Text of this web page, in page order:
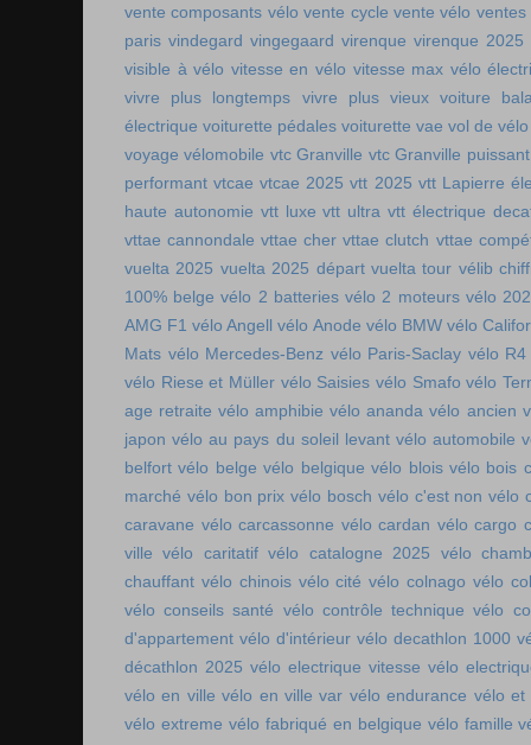
vente composants vélo vente cycle vente vélo ventes
paris vindegard vingegaard virenque virenque 2025
visible à vélo vitesse en vélo vitesse max vélo
vivre plus longtemps
vivre plus vieux voiture
électrique voiturette pédales voiturette vae vol de
voyage vélomobile vtc Granville vtc Granville puissant
performant vtcae vtcae 2025 vtt 2025 vtt Lapierre
haute autonomie vtt luxe vtt ultra vtt électrique
vttae cannondale vttae cher vttae clutch vttae
vuelta 2025 vuelta 2025 départ vuelta tour vélib
100% belge vélo 2 batteries vélo 2 moteurs vélo
AMG F1 vélo Angell vélo Anode vélo BMW vélo
Mats vélo Mercedes-Benz vélo Paris-Saclay vélo R4
vélo Riese et Müller vélo Saisies vélo Smafo vélo
age retraite vélo amphibie vélo ananda vélo ancien
japon vélo au pays du soleil levant vélo automobile
belfort vélo belge vélo belgique vélo blois vélo bois
marché vélo bon prix vélo bosch vélo c'est non vélo
caravane vélo carcassonne vélo cardan vélo cargo
ville vélo caritatif vélo catalogne 2025
vélo
chauffant vélo chinois vélo cité vélo colnago vélo
vélo conseils santé vélo contrôle technique vélo
d'appartement vélo d'intérieur vélo decathlon 1000
décathlon 2025 vélo electrique vitesse vélo
vélo en ville vélo en ville var vélo endurance vélo et
vélo extreme vélo fabriqué en belgique vélo famille